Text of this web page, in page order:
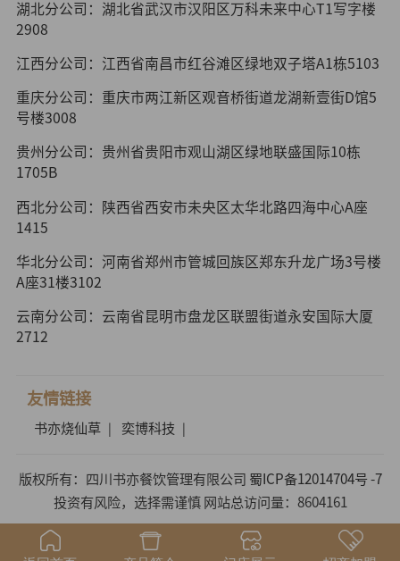
湖北分公司：湖北省武汉市汉阳区万科未来中心T1写字楼
2908
江西分公司：江西省南昌市红谷滩区绿地双子塔A1栋5103
重庆分公司：重庆市两江新区观音桥街道龙湖新壹街D馆5
号楼3008
贵州分公司：贵州省贵阳市观山湖区绿地联盛国际10栋
1705B
西北分公司：陕西省西安市未央区太华北路四海中心A座
1415
华北分公司：河南省郑州市管城回族区郑东升龙广场3号楼
A座31楼3102
云南分公司：云南省昆明市盘龙区联盟街道永安国际大厦
2712
友情链接
书亦烧仙草 奕博科技
版权所有：四川书亦餐饮管理有限公司 蜀ICP备12014704号 -7
投资有风险，选择需谨慎 网站总访问量：8604161